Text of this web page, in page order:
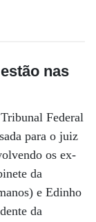
nas
Federal
para o juiz
os ex-
da
e Edinho
da